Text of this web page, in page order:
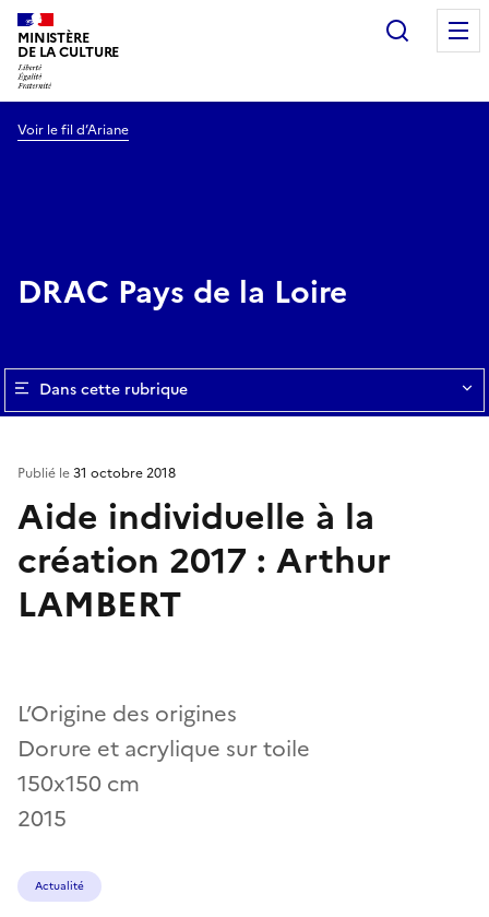
MINISTÈRE
DE LA CULTURE
Voir le fil d’Ariane
DRAC Pays de la Loire
Dans cette rubrique
Aide individuelle à la
création 2017 : Arthur
LAMBERT
L’Origine des origines
Dorure et acrylique sur toile
150x150 cm
2015
Publié le31 octobre 2018
Actualité